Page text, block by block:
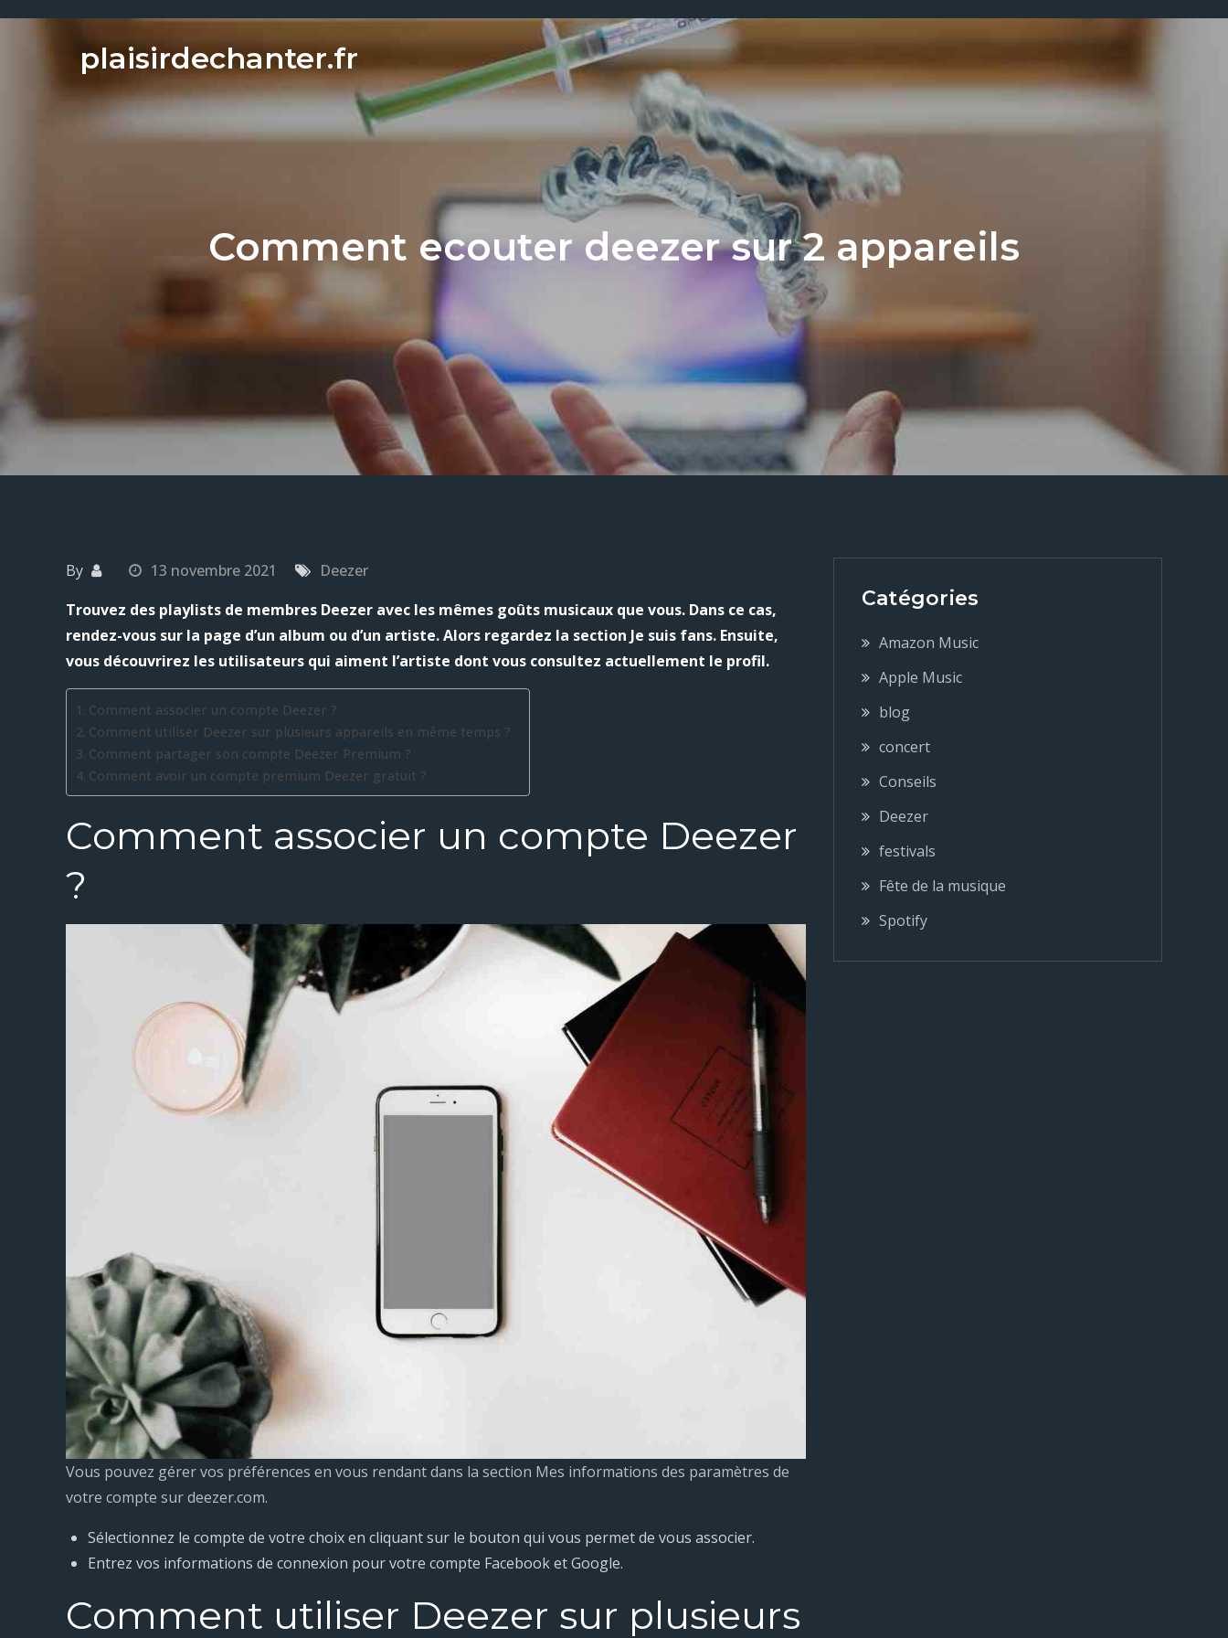
plaisirdechanter.fr
Comment ecouter deezer sur 2 appareils
By 13 novembre 2021
Deezer
Trouvez des playlists de membres Deezer avec les mêmes goûts musicaux que vous. Dans ce cas,
rendez-vous sur la page d’un album ou d’un artiste. Alors regardez la section Je suis fans. Ensuite,
vous découvrirez les utilisateurs qui aiment l’artiste dont vous consultez actuellement le profil.
Comment associer un compte Deezer ?
Comment utiliser Deezer sur plusieurs appareils en même temps ?
Comment partager son compte Deezer Premium ?
Comment avoir un compte premium Deezer gratuit ?
Comment associer un compte Deezer
?
Vous pouvez gérer vos préférences en vous rendant dans la section Mes informations des paramètres de
votre compte sur deezer.com.
Sélectionnez le compte de votre choix en cliquant sur le bouton qui vous permet de vous associer.
Entrez vos informations de connexion pour votre compte Facebook et Google.
Comment utiliser Deezer sur plusieurs
Catégories
Amazon Music
Apple Music
blog
concert
Conseils
Deezer
festivals
Fête de la musique
Spotify